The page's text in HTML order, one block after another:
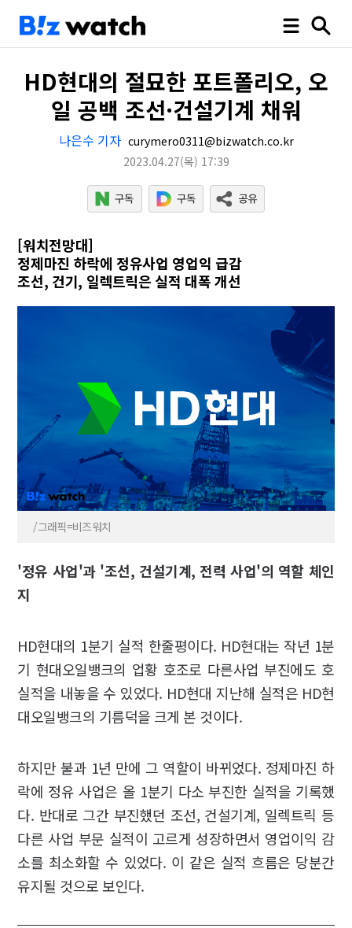
HD현대의 절묘한 포트폴리오, 오
일 공백 조선·건설기계 채워
나은수 기자 curymero0311@bizwatch.co.kr
2023.04.27(목) 17:39
[워치전망대]
정제마진 하락에 정유사업 영업익 급감
조선, 건기, 일렉트릭은 실적 대폭 개선
/그래픽=비즈워치
'정유 사업'과 '조선, 건설기계, 전력 사업'의 역할 체인
지
HD현대의 1분기 실적 한줄평이다. HD현대는 작년 1분
기 현대오일뱅크의 업황 호조로 다른사업 부진에도 호
실적을 내놓을 수 있었다. HD현대 지난해 실적은 HD현
대오일뱅크의 기름덕을 크게 본 것이다.
하지만 불과 1년 만에 그 역할이 바뀌었다. 정제마진 하
락에 정유 사업은 올 1분기 다소 부진한 실적을 기록했
다. 반대로 그간 부진했던 조선, 건설기계, 일렉트릭 등
다른 사업 부문 실적이 고르게 성장하면서 영업이익 감
소를 최소화할 수 있었다. 이 같은 실적 흐름은 당분간
유지될 것으로 보인다.